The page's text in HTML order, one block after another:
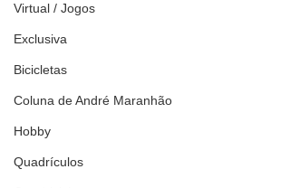
Virtual / Jogos
Exclusiva
Bicicletas
Coluna de André Maranhão
Hobby
Quadrículos